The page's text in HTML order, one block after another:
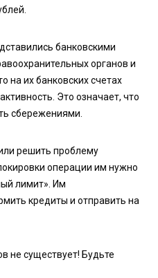
банковскими
органов и
на их банковских счетах
Это означает, что
сбережениями.
решить проблему
операции им нужно
лимит». Им
кредиты и отправить на
не существует! Будьте